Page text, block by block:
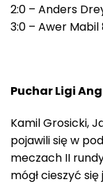
2:0 – Anders
3:0 – Awer Mabil
Puchar Ligi
Kamil Grosicki,
pojawili się w
meczach II
mógł cieszyć